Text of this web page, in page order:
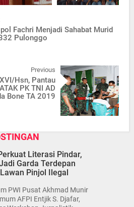
Fachri Menjadi Sahabat Murid
Pulonggo
Previous
Hsn, Pantau
PK TNI AD
Bone TA 2019
Literasi Pindar,
Garda Terdepan
Pinjol Ilegal
PWI Pusat Akhmad Munir
AFPI Entjik S. Djafar,